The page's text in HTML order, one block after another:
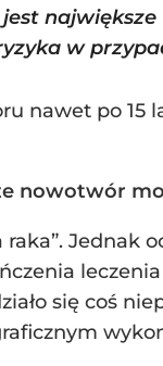
w
nawet po 15
nowotwór
Jednak
się coś